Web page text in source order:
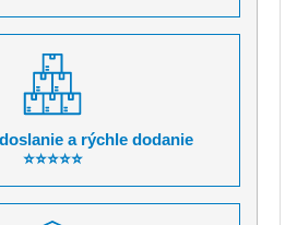
a rýchle dodanie
⭐⭐⭐⭐⭐